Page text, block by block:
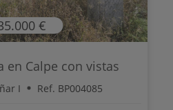
€
en Calpe con vistas
abier...
I Ref. BP004085